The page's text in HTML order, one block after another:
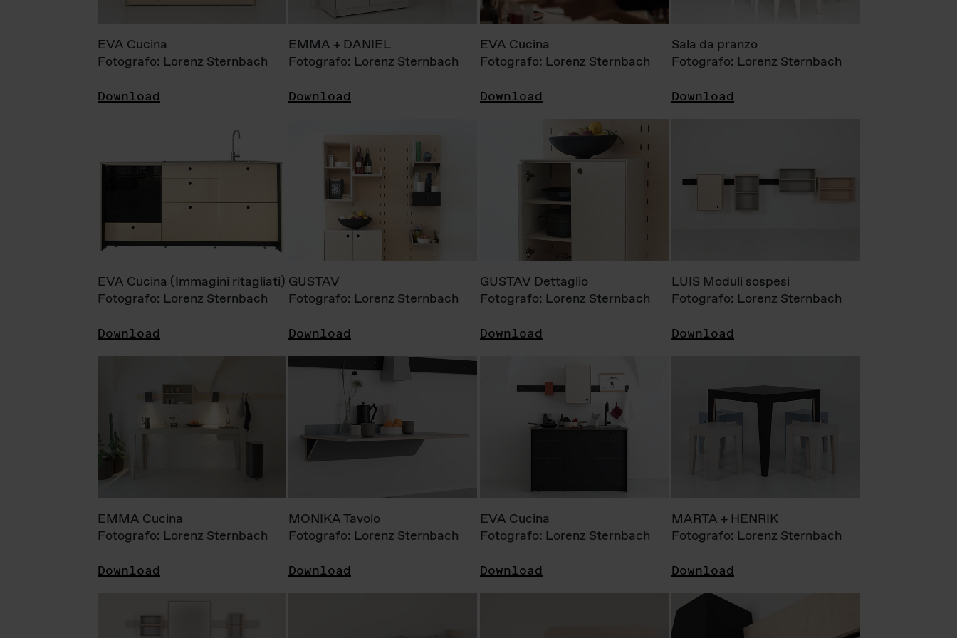
EVA Cucina
Fotografo: Lorenz Sternbach
Download
EMMA + DANIEL
Fotografo: Lorenz Sternbach
Download
EVA Cucina
Fotografo: Lorenz Sternbach
Download
Sala da pranzo
Fotografo: Lorenz Sternbach
Download
EVA Cucina (Immagini ritagliati)
Fotografo: Lorenz Sternbach
Download
GUSTAV
Fotografo: Lorenz Sternbach
Download
GUSTAV Dettaglio
Fotografo: Lorenz Sternbach
Download
LUIS Moduli sospesi
Fotografo: Lorenz Sternbach
Download
EMMA Cucina
Fotografo: Lorenz Sternbach
Download
MONIKA Tavolo
Fotografo: Lorenz Sternbach
Download
EVA Cucina
Fotografo: Lorenz Sternbach
Download
MARTA + HENRIK
Fotografo: Lorenz Sternbach
Download